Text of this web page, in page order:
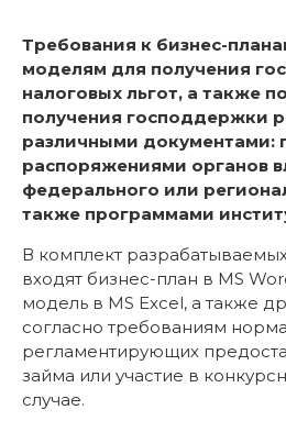
Требования к бизнес-
моделям для получения
налоговых льгот, а также
получения господдержки
различными документами:
распоряжениями органов
федерального или
также программами
В комплект
входят бизнес-план в MS
модель в MS Excel, а также
согласно требованиям
регламентирующих
займа или участие в
случае.